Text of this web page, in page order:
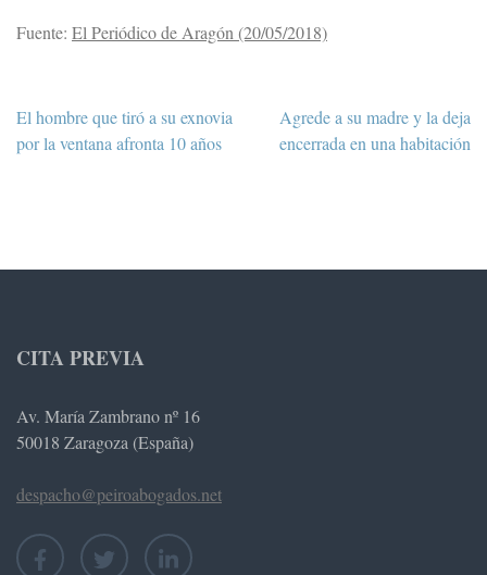
Fuente: El Periódico de Aragón (20/05/2018)
Navegación
de
El hombre que tiró a su exnovia
por la ventana afronta 10 años
Agrede a su madre y la deja
encerrada en una habitación
CITA PREVIA
Av. María Zambrano nº 16
50018 Zaragoza (España)
despacho@peiroabogados.net